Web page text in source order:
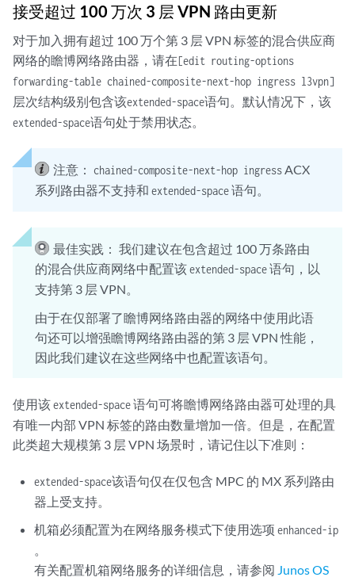
接受超过 100 万次 3 层 VPN 路由更新
对于加入拥有超过 100 万个第 3 层 VPN 标签的混合供应商
网络的瞻博网络路由器，请在[edit routing-options
forwarding-table chained-composite-next-hop ingress l3vpn]
层次结构级别包含该extended-space语句。默认情况下，该
extended-space语句处于禁用状态。
注意： chained-composite-next-hop ingress ACX
系列路由器不支持和 extended-space语句。
最佳实践： 我们建议在包含超过 100 万条路由
的混合供应商网络中配置该extended-space语句，以
支持第 3 层 VPN。
由于在仅部署了瞻博网络路由器的网络中使用此语
句还可以增强瞻博网络路由器的第 3 层 VPN 性能，
因此我们建议在这些网络中也配置该语句。
使用该extended-space语句可将瞻博网络路由器可处理的具
有唯一内部 VPN 标签的路由数量增加一倍。但是，在配置
此类超大规模第 3 层 VPN 场景时，请记住以下准则：
extended-space该语句仅在仅包含 MPC 的 MX 系列路由
器上受支持。
机箱必须配置为在网络服务模式下使用选项enhanced-ip
。
有关配置机箱网络服务的详细信息，请参阅 Junos OS